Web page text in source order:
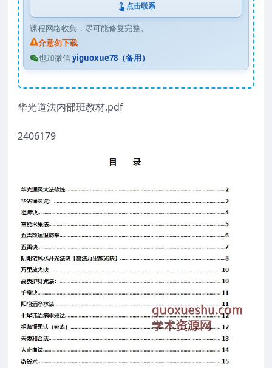
点击联系
课程网络收集，尽可能修复完整。
介意勿下载
也加微信yiguoxue78（备用）
华光道法内部班教材.pdf
2406179